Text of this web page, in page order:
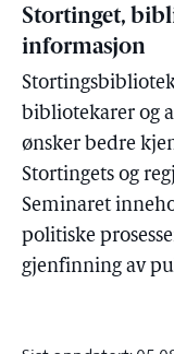
Stortinget,
informasjon
bibliotekarer og
ønsker bedre
Stortingets og
Seminaret
politiske
gjenfinning av